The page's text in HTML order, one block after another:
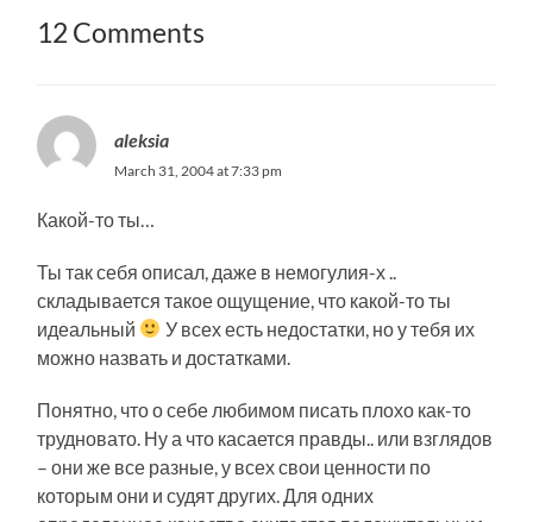
12 Comments
aleksia
March 31, 2004 at 7:33 pm
Какой-то ты…
Ты так себя описал, даже в немогулия-х ..
складывается такое ощущение, что какой-то ты
идеальный
У всех есть недостатки, но у тебя их
можно назвать и достатками.
Понятно, что о себе любимом писать плохо как-то
трудновато. Ну а что касается правды.. или взглядов
– они же все разные, у всех свои ценности по
которым они и судят других. Для одних